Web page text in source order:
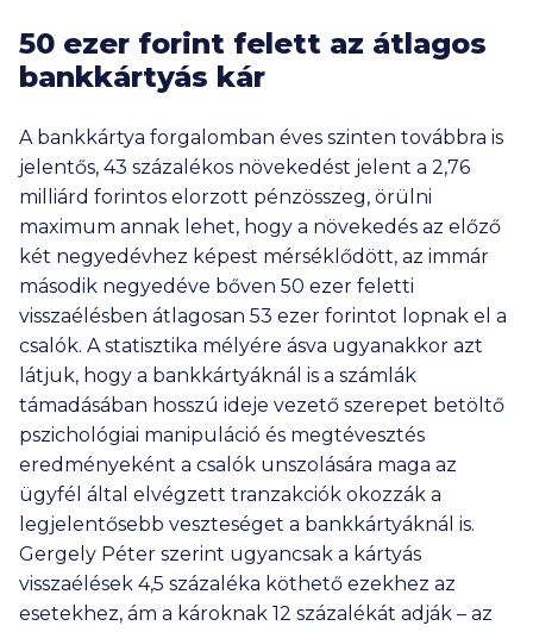
50 ezer forint felett az átlagos
bankkártyás kár
A bankkártya forgalomban éves szinten továbbra is
jelentős, 43 százalékos növekedést jelent a 2,76
milliárd forintos elorzott pénzösszeg, örülni
maximum annak lehet, hogy a növekedés az előző
két negyedévhez képest mérséklődött, az immár
második negyedéve bőven 50 ezer feletti
visszaélésben átlagosan 53 ezer forintot lopnak el a
csalók. A statisztika mélyére ásva ugyanakkor azt
látjuk, hogy a bankkártyáknál is a számlák
támadásában hosszú ideje vezető szerepet betöltő
pszichológiai manipuláció és megtévesztés
eredményeként a csalók unszolására maga az
ügyfél által elvégzett tranzakciók okozzák a
legjelentősebb veszteséget a bankkártyáknál is.
Gergely Péter szerint ugyancsak a kártyás
visszaélések 4,5 százaléka köthető ezekhez az
esetekhez, ám a károknak 12 százalékát adják – az